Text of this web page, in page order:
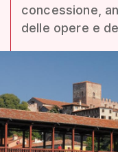
concessione,
delle opere e